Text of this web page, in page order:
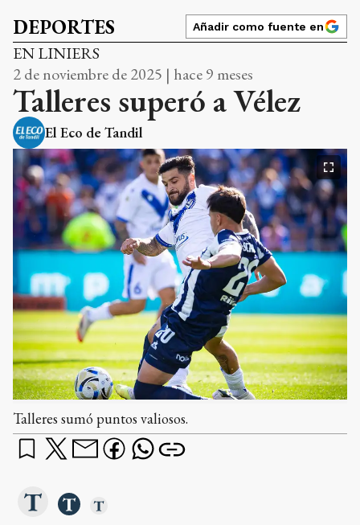
DEPORTES Añadir como fuente en
EN LINIERS
2 de noviembre de 2025 | hace 9 meses
Talleres superó a Vélez
El Eco de Tandil
Talleres sumó puntos valiosos.